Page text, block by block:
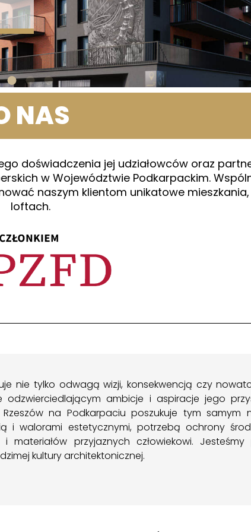
NAS
doświadczenia jej udziałowców oraz
w Województwie Podkarpackim.
naszym klientom unikatowe
loftach.
nie tylko odwagą wizji, konsekwencją czy
ambicje i aspiracje jego
Rzeszów na Podkarpaciu poszukuje tym
i walorami estetycznymi, potrzebą ochrony
przyjaznych człowiekowi. Jesteśmy
kultury architektonicznej.